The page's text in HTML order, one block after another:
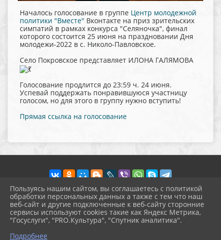
Началось голосование в группе Центр молодежной
политики "Вместе" Вконтакте на приз зрительских
симпатий в рамках конкурса "Селяночка", финал
которого состоится 25 июня на праздновании Дня
молодежи-2022 в с. Николо-Павловское.
Село Покровское представляет ИЛОНА ГАЛЯМОВА
Голосование продлится до 23:59 ч. 24 июня.
Успевай поддержать понравившуюся участницу
голосом, но для этого в группу нужно вступить!
Прямая ссылка на голосование
2026 г. pokrov-ck.ru
Вход
Карта сайта
Политика обработки персональных данных
Пользуясь нашим сайтом, вы соглашаетесь с политикой
обработки персональных данных а также с тем что наш
веб-сайт и другие подключенные к веб-сайту сторонние
сервисы используют cookies такие как Яндекс Метрика,
"Госуслуги", "PRO.Культура", "Спутник аналитика".
Подробнее